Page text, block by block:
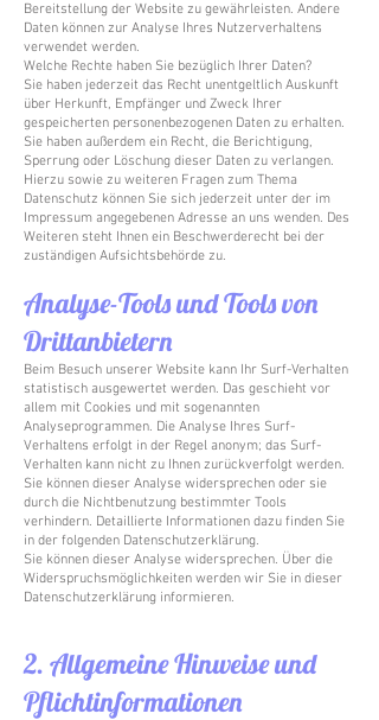
Bereitstellung der Website zu gewährleisten. Andere
Daten können zur Analyse Ihres Nutzerverhaltens
verwendet werden.
Welche Rechte haben Sie bezüglich Ihrer Daten?
Sie haben jederzeit das Recht unentgeltlich Auskunft
über Herkunft, Empfänger und Zweck Ihrer
gespeicherten personenbezogenen Daten zu erhalten.
Sie haben außerdem ein Recht, die Berichtigung,
Sperrung oder Löschung dieser Daten zu verlangen.
Hierzu sowie zu weiteren Fragen zum Thema
Datenschutz können Sie sich jederzeit unter der im
Impressum angegebenen Adresse an uns wenden. Des
Weiteren steht Ihnen ein Beschwerderecht bei der
zuständigen Aufsichtsbehörde zu.
Analyse-Tools und Tools von
Drittanbietern
Beim Besuch unserer Website kann Ihr Surf-Verhalten
statistisch ausgewertet werden. Das geschieht vor
allem mit Cookies und mit sogenannten
Analyseprogrammen. Die Analyse Ihres Surf-
Verhaltens erfolgt in der Regel anonym; das Surf-
Verhalten kann nicht zu Ihnen zurückverfolgt werden.
Sie können dieser Analyse widersprechen oder sie
durch die Nichtbenutzung bestimmter Tools
verhindern. Detaillierte Informationen dazu finden Sie
in der folgenden Datenschutzerklärung.
Sie können dieser Analyse widersprechen. Über die
Widerspruchsmöglichkeiten werden wir Sie in dieser
Datenschutzerklärung informieren.
2. Allgemeine Hinweise und
Pflichtinformationen